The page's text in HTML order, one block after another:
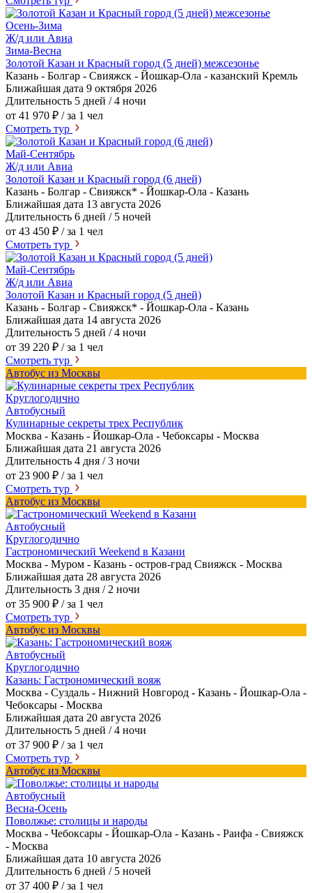
Осень-Зима
Ж/д или Авиа
Зима-Весна
Золотой Казан и Красный город (5 дней) межсезонье
Казань - Болгар - Свияжск - Йошкар-Ола - казанский Кремль
Ближайшая дата 9 октября 2026
Длительность 5 дней / 4 ночи
от 41 970 ₽ / за 1 чел
Смотреть тур
Май-Сентябрь
Ж/д или Авиа
Золотой Казан и Красный город (6 дней)
Казань - Болгар - Свияжск* - Йошкар-Ола - Казань
Ближайшая дата 13 августа 2026
Длительность 6 дней / 5 ночей
от 43 450 ₽ / за 1 чел
Смотреть тур
Май-Сентябрь
Ж/д или Авиа
Золотой Казан и Красный город (5 дней)
Казань - Болгар - Свияжск* - Йошкар-Ола - Казань
Ближайшая дата 14 августа 2026
Длительность 5 дней / 4 ночи
от 39 220 ₽ / за 1 чел
Смотреть тур
Автобус из Москвы
Круглогодично
Автобусный
Кулинарные секреты трех Республик
Москва - Казань - Йошкар-Ола - Чебоксары - Москва
Ближайшая дата 21 августа 2026
Длительность 4 дня / 3 ночи
от 23 900 ₽ / за 1 чел
Смотреть тур
Автобус из Москвы
Автобусный
Круглогодично
Гастрономический Weekend в Казани
Москва - Муром - Казань - остров-град Свияжск - Москва
Ближайшая дата 28 августа 2026
Длительность 3 дня / 2 ночи
от 35 900 ₽ / за 1 чел
Смотреть тур
Автобус из Москвы
Автобусный
Круглогодично
Казань: Гастрономический вояж
Москва - Суздаль - Нижний Новгород - Казань - Йошкар-Ола -
Чебоксары - Москва
Ближайшая дата 20 августа 2026
Длительность 5 дней / 4 ночи
от 37 900 ₽ / за 1 чел
Смотреть тур
Автобус из Москвы
Автобусный
Весна-Осень
Поволжье: столицы и народы
Москва - Чебоксары - Йошкар-Ола - Казань - Раифа - Свияжск
- Москва
Ближайшая дата 10 августа 2026
Длительность 6 дней / 5 ночей
от 37 400 ₽ / за 1 чел